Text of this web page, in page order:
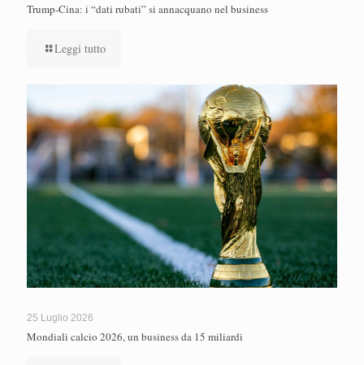
Trump-Cina: i “dati rubati” si annacquano nel business
Leggi tutto
25 Luglio 2026
Mondiali calcio 2026, un business da 15 miliardi